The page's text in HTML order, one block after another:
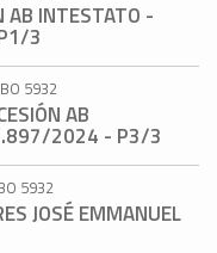
AB INTESTATO -
3
5932
AB
2024 - P3/3
5932
JOSÉ EMMANUEL